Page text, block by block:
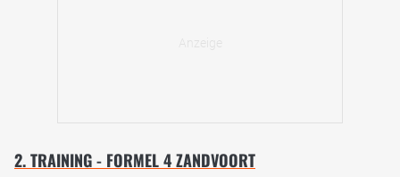
2. TRAINING - FORMEL 4 ZANDVOORT